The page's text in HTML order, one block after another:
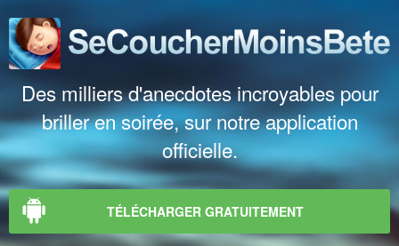
Des milliers d'anecdotes incroyables pour
briller en soirée, sur notre application
officielle.
TÉLÉCHARGER GRATUITEMENT